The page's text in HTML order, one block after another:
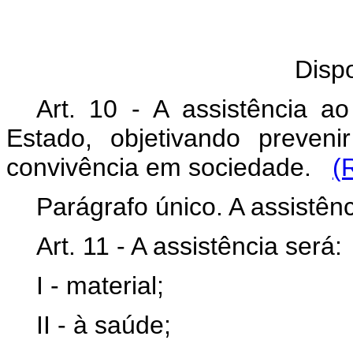
Art. 10 - A assistência
Estado, objetivando
convivência em sociedade.
Parágrafo único. A
Art. 11 - A assistência
I - material;
II - à saúde;